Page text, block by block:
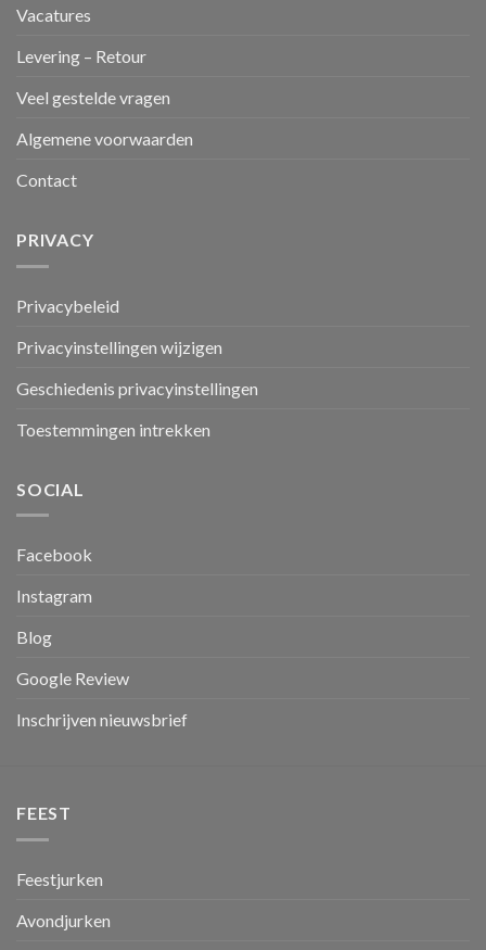
Vacatures
Levering – Retour
Veel gestelde vragen
Algemene voorwaarden
Contact
PRIVACY
Privacybeleid
Privacyinstellingen wijzigen
Geschiedenis privacyinstellingen
Toestemmingen intrekken
SOCIAL
Facebook
Instagram
Blog
Google Review
Inschrijven nieuwsbrief
FEEST
Feestjurken
Avondjurken